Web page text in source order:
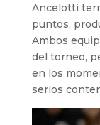
Ancelotti
puntos,
Ambos
del torneo,
en los
serios